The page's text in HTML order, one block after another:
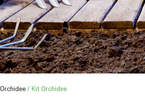
Orchidee / Kit Orchidee